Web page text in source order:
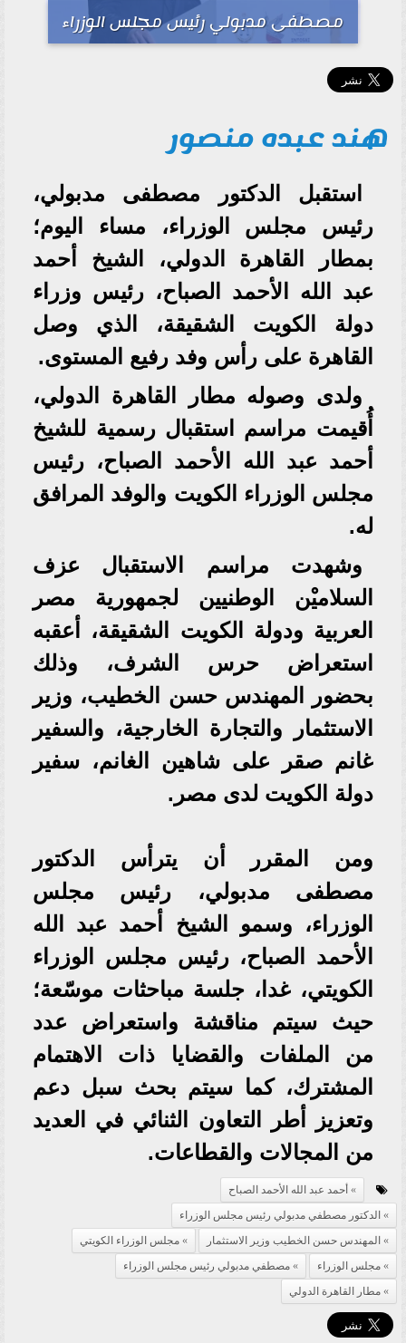
مصطفى مدبولي رئيس مجلس الوزراء
هند عبده منصور
استقبل الدكتور مصطفى مدبولي،
رئيس مجلس الوزراء، مساء اليوم؛
بمطار القاهرة الدولي، الشيخ أحمد
عبد الله الأحمد الصباح، رئيس وزراء
دولة الكويت الشقيقة، الذي وصل
القاهرة على رأس وفد رفيع المستوى.
ولدى وصوله مطار القاهرة الدولي،
أُقيمت مراسم استقبال رسمية للشيخ
أحمد عبد الله الأحمد الصباح، رئيس
مجلس الوزراء الكويت والوفد المرافق
له.
وشهدت مراسم الاستقبال عزف
السلاميْن الوطنيين لجمهورية مصر
العربية ودولة الكويت الشقيقة، أعقبه
استعراض حرس الشرف، وذلك
بحضور المهندس حسن الخطيب، وزير
الاستثمار والتجارة الخارجية، والسفير
غانم صقر على شاهين الغانم، سفير
دولة الكويت لدى مصر.
ومن المقرر أن يترأس الدكتور
مصطفى مدبولي، رئيس مجلس
الوزراء، وسمو الشيخ أحمد عبد الله
الأحمد الصباح، رئيس مجلس الوزراء
الكويتي، غدا، جلسة مباحثات موسّعة؛
حيث سيتم مناقشة واستعراض عدد
من الملفات والقضايا ذات الاهتمام
المشترك، كما سيتم بحث سبل دعم
وتعزيز أطر التعاون الثنائي في العديد
من المجالات والقطاعات.
أحمد عبد الله الأحمد الصباح
الدكتور مصطفي مدبولي رئيس مجلس الوزراء
المهندس حسن الخطيب وزير الاستثمار
مجلس الوزراء الكويتي
مجلس الوزراء
مصطفي مدبولي رئيس مجلس الوزراء
مطار القاهرة الدولي